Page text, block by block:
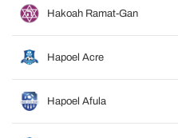
Hakoah Ramat-Gan
Hapoel Acre
Hapoel Afula